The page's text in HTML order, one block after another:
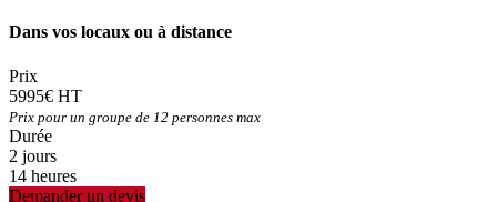
Dans vos locaux ou à distance
Prix
5995€ HT
Prix pour un groupe de 12 personnes max
Durée
2 jours
14 heures
Demander un devis